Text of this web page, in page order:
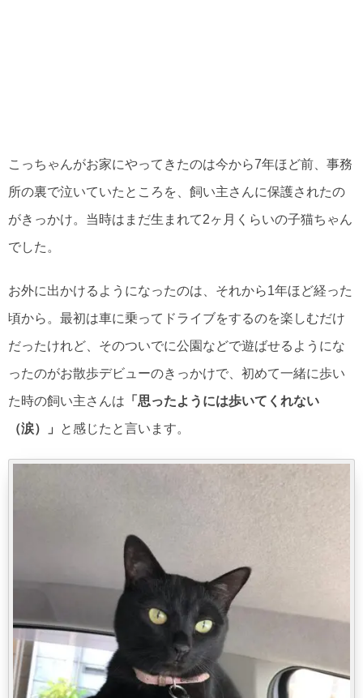
こっちゃんがお家にやってきたのは今から7年ほど前、事務
所の裏で泣いていたところを、飼い主さんに保護されたの
がきっかけ。当時はまだ生まれて2ヶ月くらいの子猫ちゃん
でした。
お外に出かけるようになったのは、それから1年ほど経った
頃から。最初は車に乗ってドライブをするのを楽しむだけ
だったけれど、そのついでに公園などで遊ばせるようにな
ったのがお散歩デビューのきっかけで、初めて一緒に歩い
た時の飼い主さんは 「思ったようには歩いてくれない
（涙）」
と感じたと言います。